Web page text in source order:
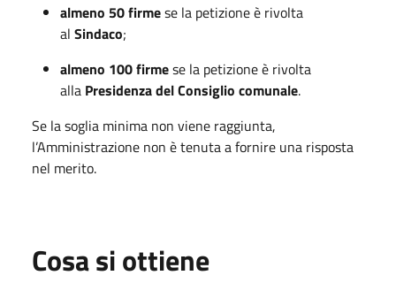
almeno 50 firmese la petizione è rivolta
al Sindaco;
almeno 100 firmese la petizione è rivolta
alla Presidenza del Consiglio comunale.
Se la soglia minima non viene raggiunta,
l’Amministrazione non è tenuta a fornire una risposta
nel merito.
Cosa si ottiene